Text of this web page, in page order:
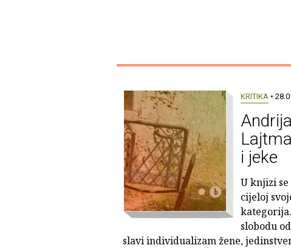
KRITIKA •
i jeke
U knjizi
cijeloj
slobodu
slavi individualizam žene,